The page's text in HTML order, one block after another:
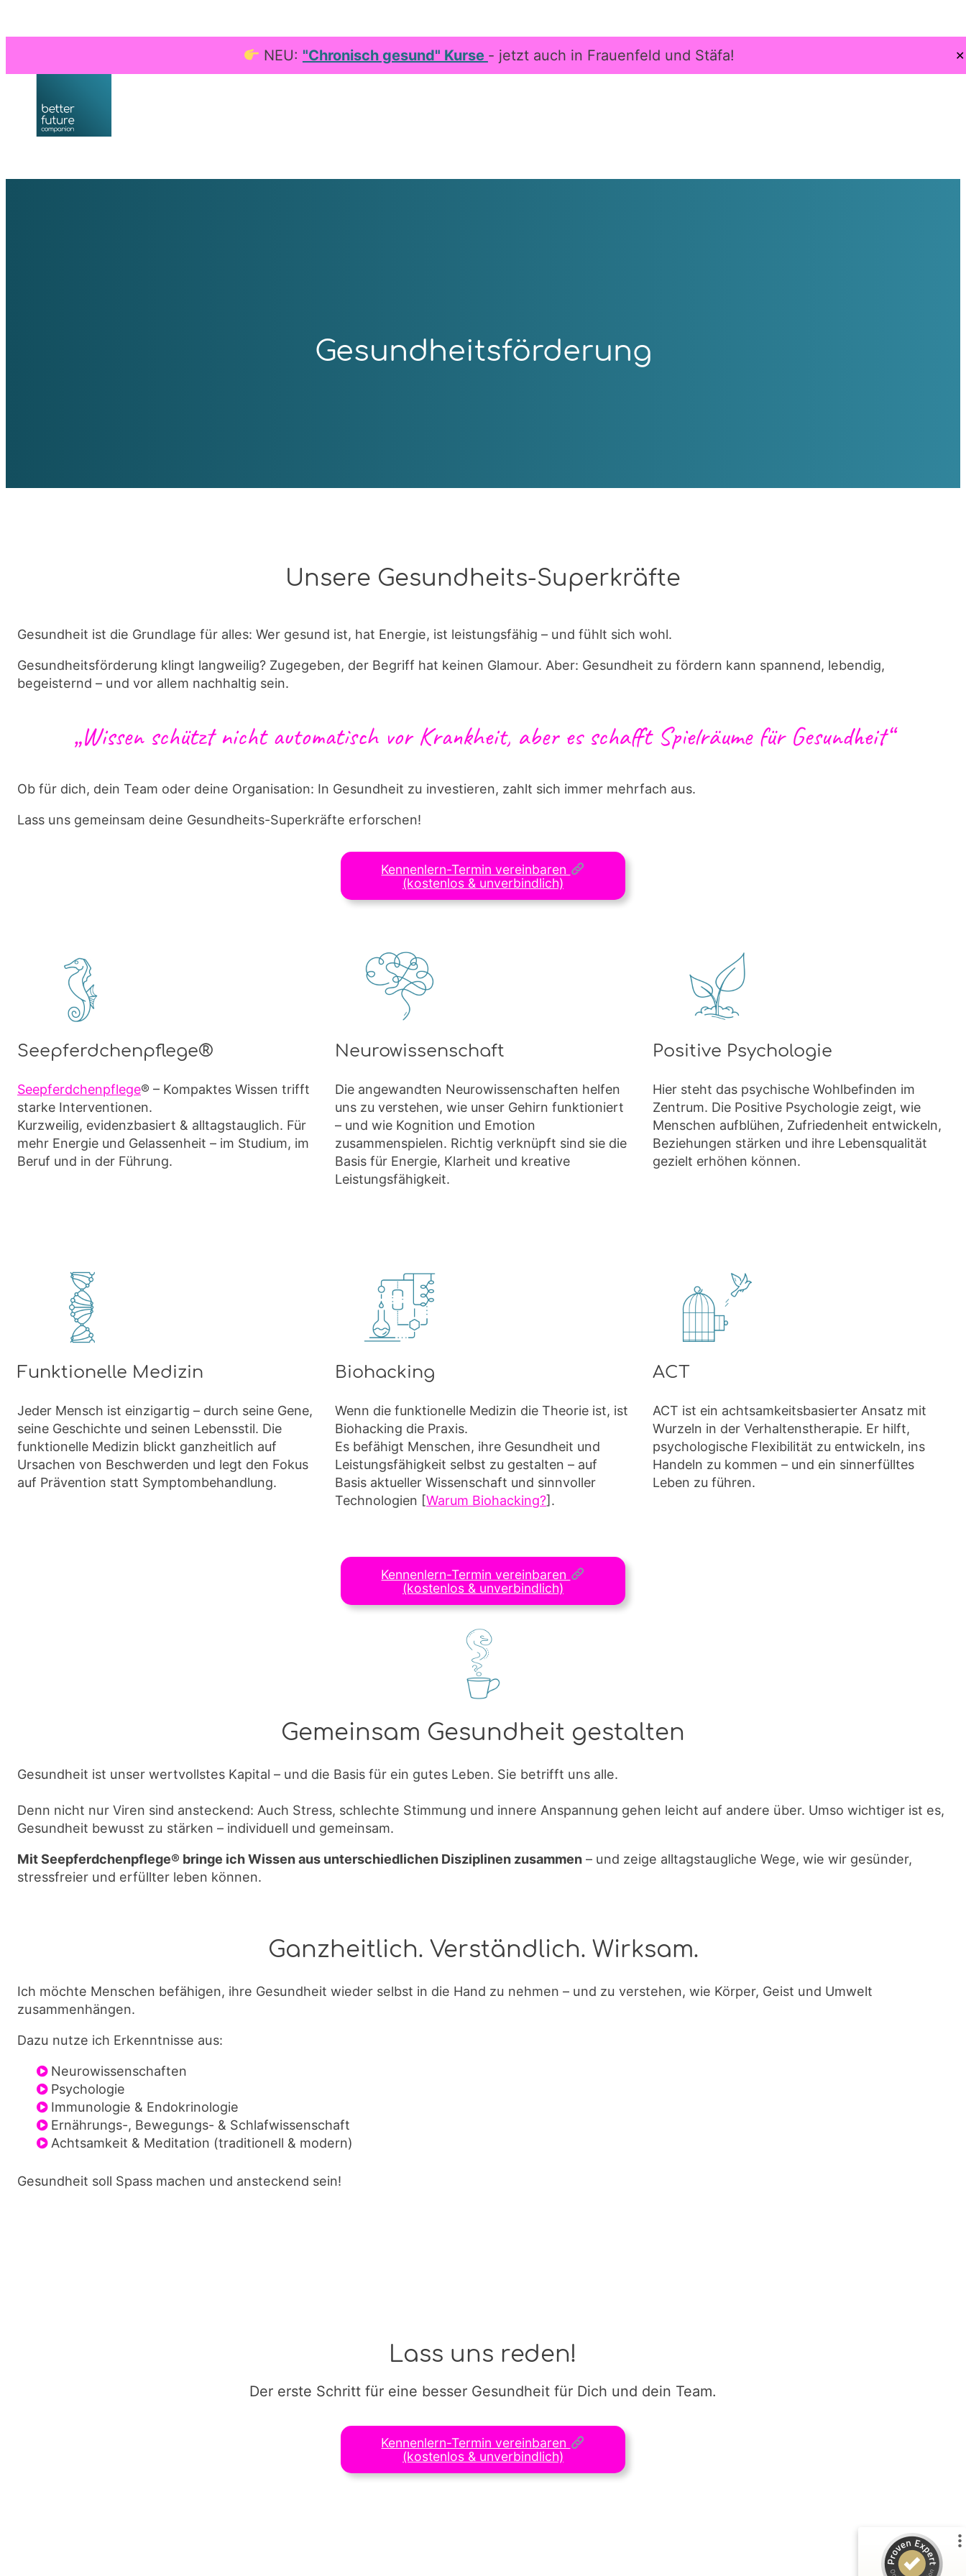
NEU: "Chronisch gesund" Kurse - jetzt auch in Frauenfeld und Stäfa! ✕
Gesundheitsförderung
Unsere Gesundheits-Superkräfte
Gesundheit ist die Grundlage für alles: Wer gesund ist, hat Energie, ist leistungsfähig – und fühlt sich wohl.
Gesundheitsförderung klingt langweilig? Zugegeben, der Begriff hat keinen Glamour. Aber: Gesundheit zu fördern kann spannend, lebendig,
begeisternd – und vor allem nachhaltig sein.
„Wissen schützt nicht automatisch vor Krankheit, aber es schafft Spielräume für Gesundheit“
Ob für dich, dein Team oder deine Organisation: In Gesundheit zu investieren, zahlt sich immer mehrfach aus.
Lass uns gemeinsam deine Gesundheits-Superkräfte erforschen!
Kennenlern-Termin vereinbaren
(kostenlos & unverbindlich)
Seepferdchenpflege®
Seepferdchenpflege® – Kompaktes Wissen trifft
starke Interventionen.
Kurzweilig, evidenzbasiert & alltagstauglich. Für
mehr Energie und Gelassenheit – im Studium, im
Beruf und in der Führung.
Neurowissenschaft
Die angewandten Neurowissenschaften helfen
uns zu verstehen, wie unser Gehirn funktioniert
– und wie Kognition und Emotion
zusammenspielen. Richtig verknüpft sind sie die
Basis für Energie, Klarheit und kreative
Leistungsfähigkeit.
Positive Psychologie
Hier steht das psychische Wohlbefinden im
Zentrum. Die Positive Psychologie zeigt, wie
Menschen aufblühen, Zufriedenheit entwickeln,
Beziehungen stärken und ihre Lebensqualität
gezielt erhöhen können.
Funktionelle Medizin
Jeder Mensch ist einzigartig – durch seine Gene,
seine Geschichte und seinen Lebensstil. Die
funktionelle Medizin blickt ganzheitlich auf
Ursachen von Beschwerden und legt den Fokus
auf Prävention statt Symptombehandlung.
Biohacking
Wenn die funktionelle Medizin die Theorie ist, ist
Biohacking die Praxis.
Es befähigt Menschen, ihre Gesundheit und
Leistungsfähigkeit selbst zu gestalten – auf
Basis aktueller Wissenschaft und sinnvoller
Technologien [Warum Biohacking?].
ACT
ACT ist ein achtsamkeitsbasierter Ansatz mit
Wurzeln in der Verhaltenstherapie. Er hilft,
psychologische Flexibilität zu entwickeln, ins
Handeln zu kommen – und ein sinnerfülltes
Leben zu führen.
Kennenlern-Termin vereinbaren
(kostenlos & unverbindlich)
Gemeinsam Gesundheit gestalten
Gesundheit ist unser wertvollstes Kapital – und die Basis für ein gutes Leben. Sie betrifft uns alle.
Denn nicht nur Viren sind ansteckend: Auch Stress, schlechte Stimmung und innere Anspannung gehen leicht auf andere über. Umso wichtiger ist es,
Gesundheit bewusst zu stärken – individuell und gemeinsam.
Mit Seepferdchenpflege® bringe ich Wissen aus unterschiedlichen Disziplinen zusammen – und zeige alltagstaugliche Wege, wie wir gesünder,
stressfreier und erfüllter leben können.
Ganzheitlich. Verständlich. Wirksam.
Ich möchte Menschen befähigen, ihre Gesundheit wieder selbst in die Hand zu nehmen – und zu verstehen, wie Körper, Geist und Umwelt
zusammenhängen.
Dazu nutze ich Erkenntnisse aus:
Neurowissenschaften
Psychologie
Immunologie & Endokrinologie
Ernährungs-, Bewegungs- & Schlafwissenschaft
Achtsamkeit & Meditation (traditionell & modern)
Gesundheit soll Spass machen und ansteckend sein!
Lass uns reden!
Der erste Schritt für eine besser Gesundheit für Dich und dein Team.
Kennenlern-Termin vereinbaren
(kostenlos & unverbindlich)
Bewertungen auf ProvenExpert.com